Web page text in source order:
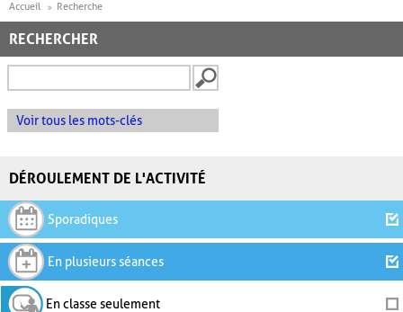
Accueil Recherche
RECHERCHER
Voir tous les mots-clés
DÉROULEMENT DE L'ACTIVITÉ
Sporadiques
En plusieurs séances
En classe seulement